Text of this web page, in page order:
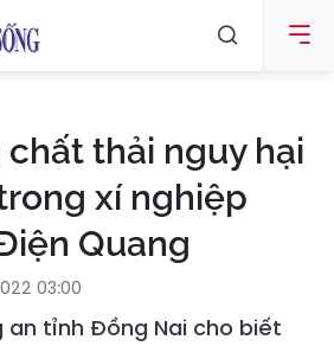
chất thải nguy hại
xí nghiệp
Quang
03:00
an tỉnh Đồng Nai cho biết